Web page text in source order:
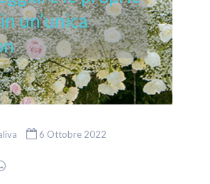
un’unica
6 Ottobre 2022